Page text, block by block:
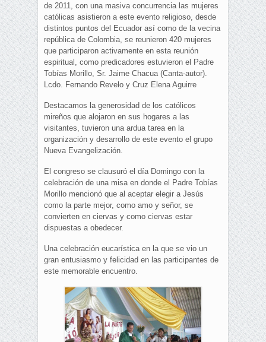
de 2011, con una masiva concurrencia las mujeres
católicas asistieron a este evento religioso, desde
distintos puntos del Ecuador así como de la vecina
república de Colombia, se reunieron 420 mujeres
que participaron activamente en esta reunión
espiritual, como predicadores estuvieron el Padre
Tobías Morillo, Sr. Jaime Chacua (Canta-autor).
Lcdo. Fernando Revelo y Cruz Elena Aguirre
Destacamos la generosidad de los católicos
mireños que alojaron en sus hogares a las
visitantes, tuvieron una ardua tarea en la
organización y desarrollo de este evento el grupo
Nueva Evangelización.
El congreso se clausuró el día Domingo con la
celebración de una misa en donde el Padre Tobías
Morillo mencionó que al aceptar elegir a Jesús
como la parte mejor, como amo y señor, se
convierten en ciervas y como ciervas estar
dispuestas a obedecer.
Una celebración eucarística en la que se vio un
gran entusiasmo y felicidad en las participantes de
este memorable encuentro.